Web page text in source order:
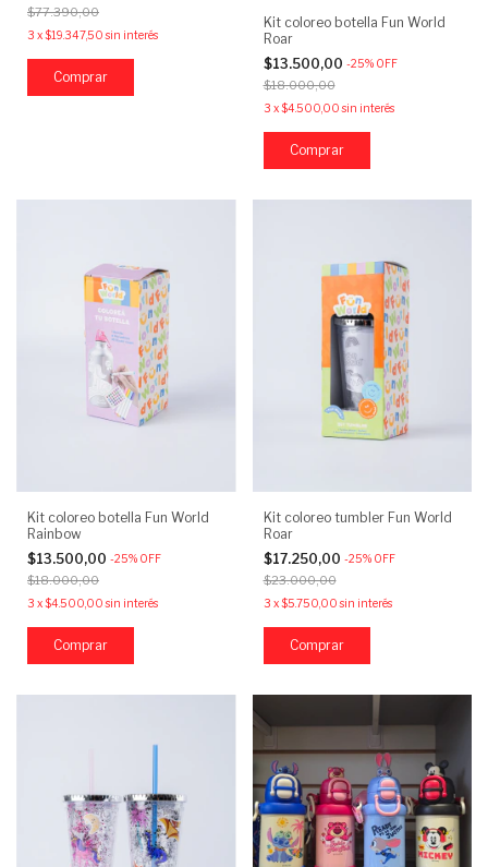
$77.390,00
3 x$19.347,50 sin interés
Kit coloreo botella Fun World
Roar
$13.500,00 -25% OFF
$18.000,00
3 x$4.500,00 sin interés
Kit coloreo botella Fun World
Rainbow
$13.500,00 -25% OFF
$18.000,00
3 x$4.500,00 sin interés
Kit coloreo tumbler Fun World
Roar
$17.250,00 -25% OFF
$23.000,00
3 x$5.750,00 sin interés